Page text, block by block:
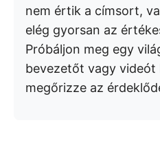
nem értik a címsort,
elég gyorsan az
Próbáljon meg egy
bevezetőt vagy videót
megőrizze az